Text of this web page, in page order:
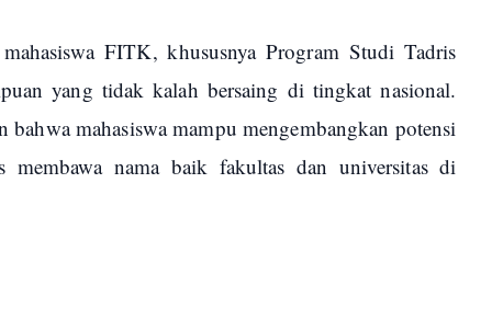
FITK, khususnya Program Studi Tadris
yang tidak kalah bersaing di tingkat nasional.
mahasiswa mampu mengembangkan potensi
membawa nama baik fakultas dan universitas di